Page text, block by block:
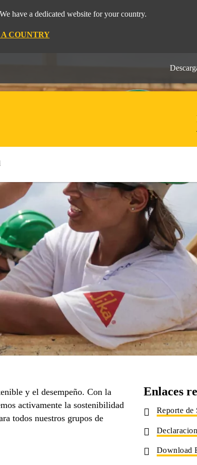
have a dedicated website for your country.
COUNTRY
y el desempeño. Con la
activamente la sostenibilidad
todos nuestros grupos de
Enlaces
Reporte de
Download